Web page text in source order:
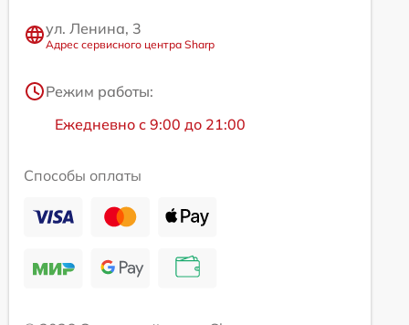
ул. Ленина, 3
Адрес сервисного центра Sharp
Режим работы:
Ежедневно с 9:00 до 21:00
Способы оплаты